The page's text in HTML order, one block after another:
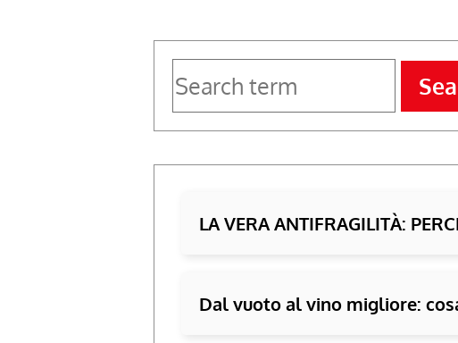
LA VERA ANTIFRAGILITÀ:
Dal vuoto al vino migliore: